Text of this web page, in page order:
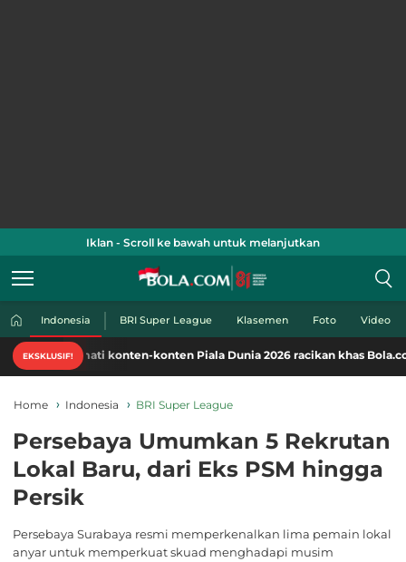
Iklan - Scroll ke bawah untuk melanjutkan
Indonesia BRI Super League Klasemen Foto Video
EKSKLUSIF!
konten-konten Piala Dunia 2026 racikan khas Bola.com. Klik di sini!
Home Indonesia BRI Super League
Persebaya Umumkan 5 Rekrutan
Lokal Baru, dari Eks PSM hingga
Persik
Persebaya Surabaya resmi memperkenalkan lima pemain lokal
anyar untuk memperkuat skuad menghadapi musim